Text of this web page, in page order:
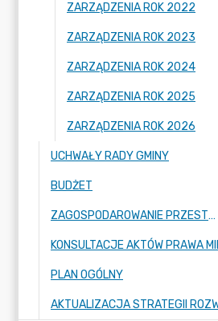
ZARZĄDZENIA ROK 2022
ZARZĄDZENIA ROK 2023
ZARZĄDZENIA ROK 2024
ZARZĄDZENIA ROK 2025
ZARZĄDZENIA ROK 2026
UCHWAŁY RADY GMINY
BUDŻET
ZAGOSPODAROWANIE PRZESTRZENNE
PLAN OGÓLNY